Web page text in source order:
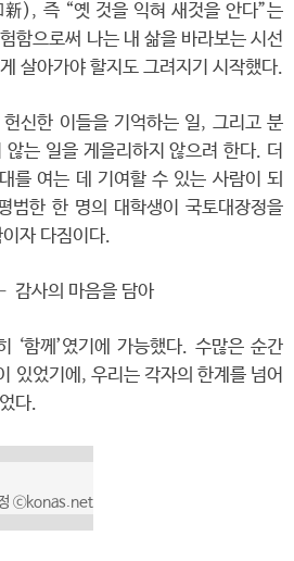
), 즉 “옛 것을 익혀 새것을 안다”는
함으로써 나는 내 삶을 바라보는 시선
살아가야 할지도 그려지기 시작했다.
신한 이들을 기억하는 일, 그리고 분
는 일을 게을리하지 않으려 한다. 더
를 여는 데 기여할 수 있는 사람이 되
범한 한 명의 대학생이 국토대장정을
자 다짐이다.
감사의 마음을 담아
‘함께’였기에 가능했다. 수많은 순간
있었기에, 우리는 각자의 한계를 넘어
다.
정 ⓒkonas.net